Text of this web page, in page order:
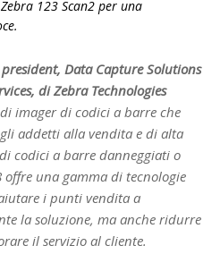
123 Scan2 per una
Data Capture Solutions
di Zebra Technologies
imager di codici a barre che
addetti alla vendita e di alta
codici a barre danneggiati o
offre una gamma di tecnologie
i punti vendita a
la soluzione, ma anche ridurre
il servizio al cliente.